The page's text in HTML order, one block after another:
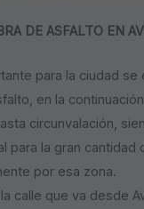
DE ASFALTO EN
para la ciudad se
en la
circunvalación,
para la gran cantidad
por esa zona.
calle que va desde